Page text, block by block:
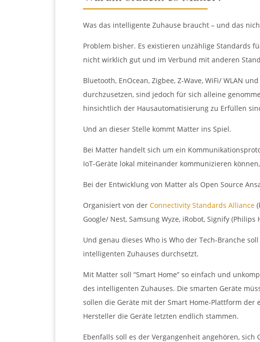
Was das intelligente Zuhause braucht – und das
Problem bisher. Es existieren unzählige Standards
nicht wirklich gut und im Verbund mit anderen
Bluetooth, EnOcean, Zigbee, Z-Wave, WiFi/ WLAN
durchzusetzen, sind jedoch für sich alleine
hinsichtlich der Hausautomatisierung zu Erfüllen
Und an dieser Stelle kommt Matter ins Spiel.
Bei Matter handelt sich um ein
IoT-Geräte lokal miteinander kommunizieren
Bei der Entwicklung von Matter als Open Source
Organisiert von der Connectivity Standards Alliance
Google/ Nest, Samsung Wyze, iRobot, Signify
Und genau dieses Who is Who der Tech-Branche
intelligenten Zuhauses durchsetzt.
Mit Matter soll “Smart Home” so einfach und
des intelligenten Zuhauses. Die smarten Geräte
sollen die Geräte mit der Smart Home-Plattform der
Hersteller die Geräte letzten endlich stammen.
Ebenfalls soll es der Vergangenheit angehören,